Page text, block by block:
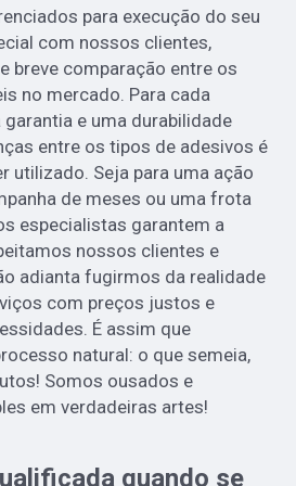
para execução do seu
com nossos clientes,
breve comparação entre os
no mercado. Para cada
e uma durabilidade
entre os tipos de adesivos é
utilizado. Seja para uma ação
de meses ou uma frota
especialistas garantem a
nossos clientes e
adianta fugirmos da realidade
com preços justos e
É assim que
natural: o que semeia,
Somos ousados e
em verdadeiras artes!
quando se